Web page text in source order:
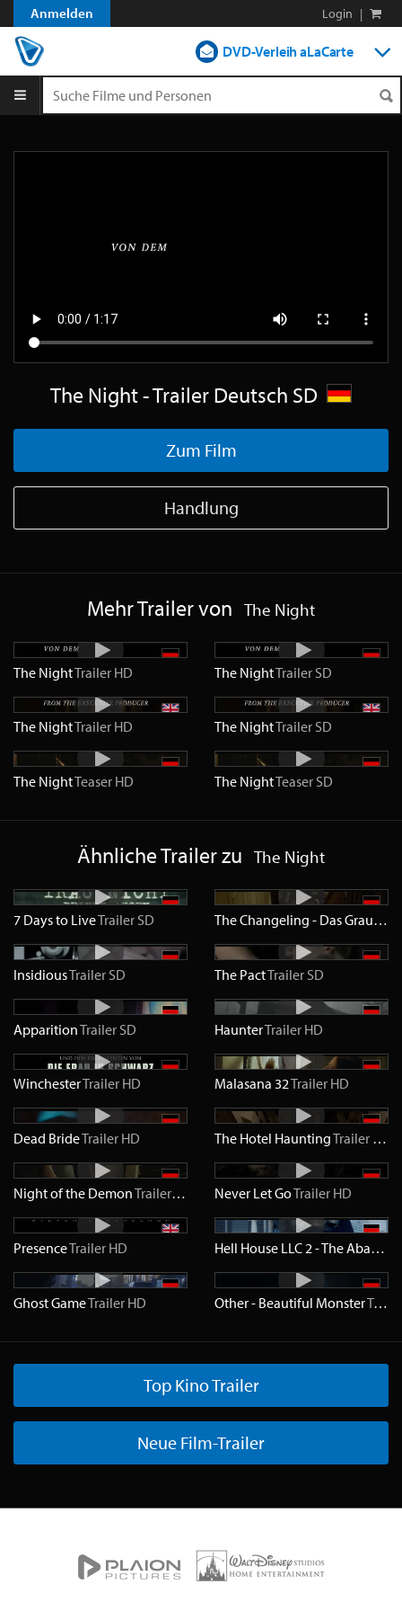
Anmelden Login |
DVD-Verleih aLaCarte
The Night - Trailer Deutsch SD
Zum Film
Handlung
Mehr Trailer von The Night
The NightTrailer HD The NightTrailer SD
The NightTrailer HD The NightTrailer SD
The NightTeaser HD The NightTeaser SD
Ähnliche Trailer zu The Night
7 Days to LiveTrailer SD The Changeling - Das Grauen
InsidiousTrailer SD The PactTrailer SD
ApparitionTrailer SD HaunterTrailer HD
WinchesterTrailer HD Malasana 32Trailer HD
Dead BrideTrailer HD The Hotel HauntingTrailer HD
Night of the DemonTrailerHD Never Let GoTrailer HD
PresenceTrailer HD Hell House LLC 2 - The Abaddon Hotel
Ghost GameTrailer HD Other - Beautiful MonsterTrailer
Top Kino Trailer
Neue Film-Trailer